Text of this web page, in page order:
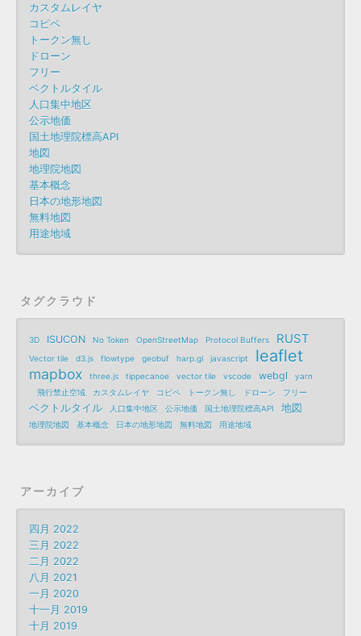
カスタムレイヤ
コピペ
トークン無し
ドローン
フリー
ベクトルタイル
人口集中地区
公示地価
国土地理院標高API
地図
地理院地図
基本概念
日本の地形地図
無料地図
用途地域
タグクラウド
3D ISUCON No Token OpenStreetMap Protocol Buffers RUST
Vector tile d3.js flowtype geobuf harp.gl javascript leaflet
mapbox three.js tippecanoe vector tile vscode webgl
yarn
飛行禁止空域
カスタムレイヤ コピペ トークン無し ドローン フリー
ベクトルタイル 人口集中地区 公示地価 国土地理院標高API 地図
地理院地図 基本概念 日本の地形地図 無料地図 用途地域
アーカイブ
四月 2022
三月 2022
二月 2022
八月 2021
一月 2020
十一月 2019
十月 2019